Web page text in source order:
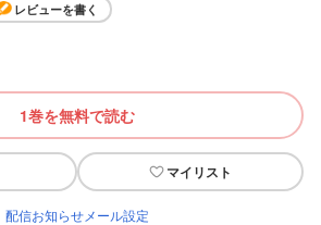
レビューを書く
1巻を無料で読む
マイリスト
配信お知らせメール設定